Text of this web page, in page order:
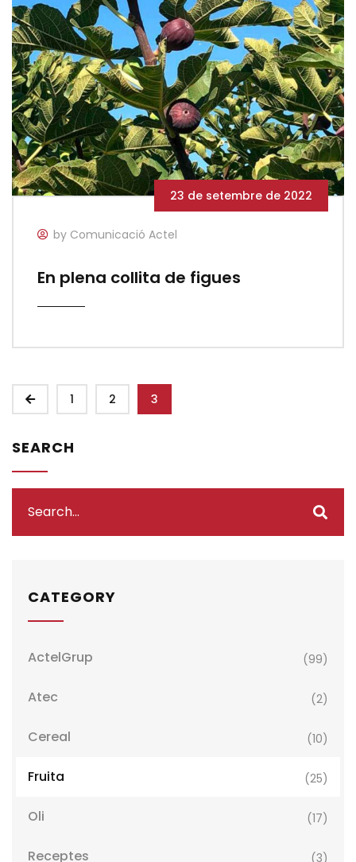
23 de setembre de 2022
by Comunicació Actel
En plena collita de figues
1 2 3
SEARCH
CATEGORY
ActelGrup (99)
Atec (2)
Cereal (10)
Fruita (25)
Oli (17)
Receptes (3)